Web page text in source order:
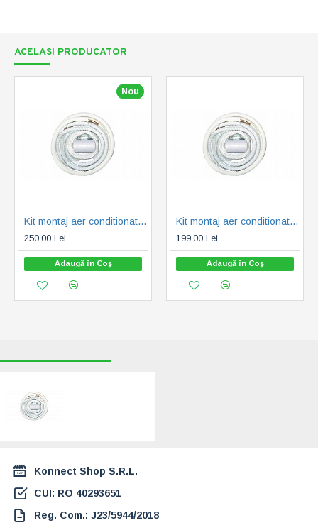
ACELASI PRODUCATOR
Nou
Kit montaj aer conditionat 18000 BTU (11797)
250,00 Lei
Adaugă în Coş
Kit montaj aer conditionat 9000-12000 BTU (11796)
199,00 Lei
Adaugă în Coş
Konnect Shop S.R.L.
CUI: RO 40293651
Reg. Com.: J23/5944/2018